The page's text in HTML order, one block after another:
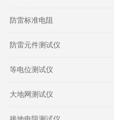
防雷标准电阻
防雷元件测试仪
等电位测试仪
大地网测试仪